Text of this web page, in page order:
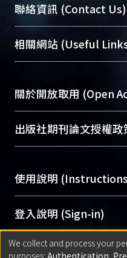
臺大位居世界頂尖大
展現本校豐碩的研究
機構典藏（NTUR）與
台，成為臺大學術典
成果。
To permanently
profiles and scholarly
services of “NTU
聯絡資訊 (Contact Us)
總館學科館員(Main
醫學圖書館學科館員
Sciences Library)
相關網站 (Useful
關於開放取用 (Open
開放取用是從使用者
動，應用在學術研究
用逐年攀升。同時可
Archive）平台。 （點
出版社期刊論文授權
含部分內容的版權
助與合作完成，請
意提供此授權。
Please represent
original work, and
使用說明
網站簡介(Quickstart
使用手冊
線上預約服務
登入說明 (Sign-in)
方案一：臺灣大學
匯入著作
We collect and process your
purposes: Authentication,